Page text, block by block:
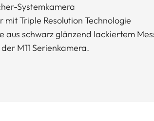
Systemkamera
Triple Resolution Technologie
aus schwarz glänzend lackiertem
M11 Serienkamera.